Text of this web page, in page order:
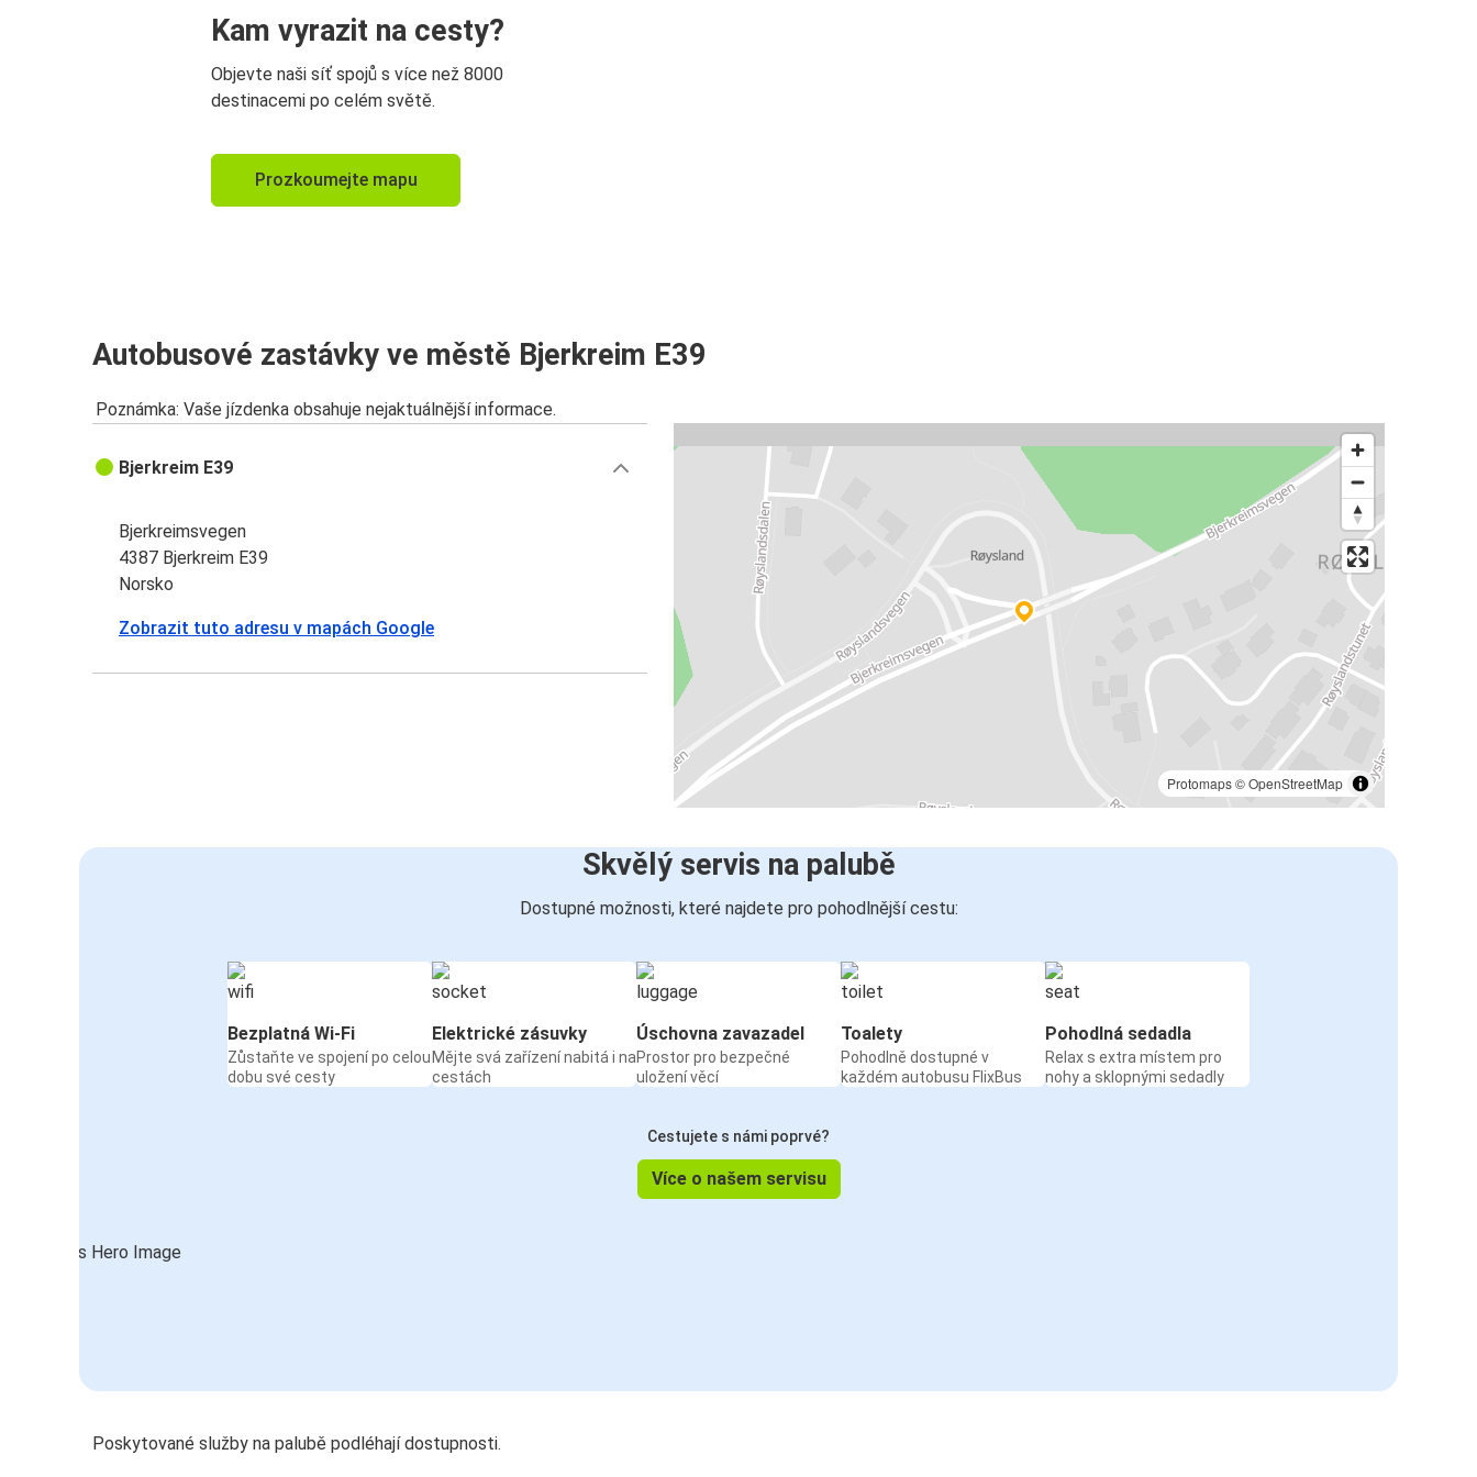
Kam vyrazit na cesty?
Objevte naši síť spojů s více než 8000
destinacemi po celém světě.
Prozkoumejte mapu
Autobusové zastávky ve městě Bjerkreim E39
Poznámka: Vaše jízdenka obsahuje nejaktuálnější informace.
Protomaps©OpenStreetMap
Bjerkreim E39
Bjerkreimsvegen
4387 Bjerkreim E39
Norsko
Zobrazit tuto adresu v mapách Google
Skvělý servis na palubě
Dostupné možnosti, které najdete pro pohodlnější cestu:
Bezplatná Wi-Fi
Zůstaňte ve spojení po celou
dobu své cesty
Elektrické zásuvky
Mějte svá zařízení nabitá i na
cestách
Úschovna zavazadel
Prostor pro bezpečné
uložení věcí
Toalety
Pohodlně dostupné v
každém autobusu FlixBus
Pohodlná sedadla
Relax s extra místem pro
nohy a sklopnými sedadly
Cestujete s námi poprvé?
Více o našem servisu
Poskytované služby na palubě podléhají dostupnosti.